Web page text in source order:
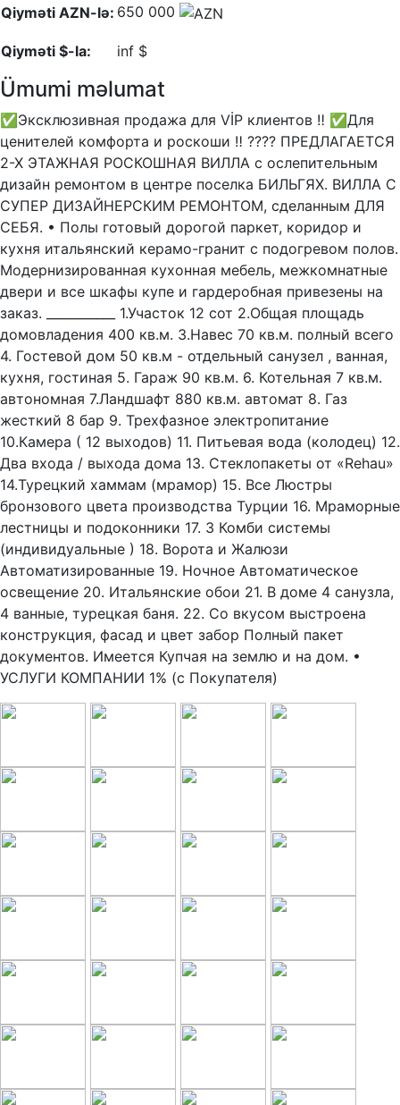
Qiyməti AZN-lə: 650 000
Qiyməti $-la: inf $
Ümumi məlumat
✅Эксклюзивная продажа для VİP клиентов ‼️ ✅Для
ценителей комфорта и роскоши ‼️ ???? ПРЕДЛАГАЕТСЯ
2-Х ЭТАЖНАЯ РОСКОШНАЯ ВИЛЛА c ослепительным
дизайн ремонтом в центре поселка БИЛЬГЯХ. ВИЛЛА С
СУПЕР ДИЗАЙНЕРСКИМ РЕМОНТОМ, сделанным ДЛЯ
СЕБЯ. • Полы готовый дорогой паркет, коридор и
кухня итальянский керамо-гранит с подогревом полов.
Модернизированная кухонная мебель, межкомнатные
двери и все шкафы купе и гардеробная привезены на
заказ. ___________ 1.Участок 12 сот 2.Общая площадь
домовладения 400 кв.м. 3.Навес 70 кв.м. полный всего
4. Гостевой дом 50 кв.м - отдельный санузел , ванная,
кухня, гостиная 5. Гараж 90 кв.м. 6. Котельная 7 кв.м.
автономная 7.Ландшафт 880 кв.м. автомат 8. Газ
жесткий 8 бар 9. Трехфазное электропитание
10.Камера ( 12 выходов) 11. Питьевая вода (колодец) 12.
Два входа / выхода дома 13. Стеклопакеты от «Rehau»
14.Турецкий хаммам (мрамор) 15. Все Люстры
бронзового цвета производства Турции 16. Мраморные
лестницы и подоконники 17. 3 Комби системы
(индивидуальные ) 18. Ворота и Жалюзи
Автоматизированные 19. Ночное Автоматическое
освещение 20. Итальянские обои 21. В доме 4 санузла,
4 ванные, турецкая баня. 22. Со вкусом выстроена
конструкция, фасад и цвет забор Полный пакет
документов. Имеется Купчая на землю и на дом. •
УСЛУГИ КОМПАНИИ 1% (с Покупателя)